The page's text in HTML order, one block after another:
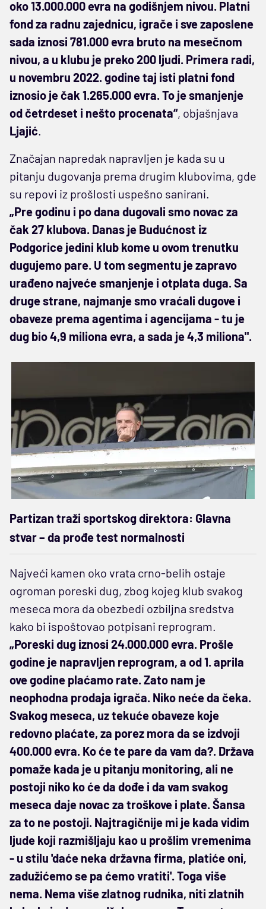
oko 13.000.000 evra na godišnjem nivou. Platni
fond za radnu zajednicu, igrače i sve zaposlene
sada iznosi 781.000 evra bruto na mesečnom
nivou, a u klubu je preko 200 ljudi. Primera radi,
u novembru 2022. godine taj isti platni fond
iznosio je čak 1.265.000 evra. To je smanjenje
od četrdeset i nešto procenata“, objašnjava
Ljajić.
Značajan napredak napravljen je kada su u
pitanju dugovanja prema drugim klubovima, gde
su repovi iz prošlosti uspešno sanirani.
„Pre godinu i po dana dugovali smo novac za
čak 27 klubova. Danas je Budućnost iz
Podgorice jedini klub kome u ovom trenutku
dugujemo pare. U tom segmentu je zapravo
urađeno najveće smanjenje i otplata duga. Sa
druge strane, najmanje smo vraćali dugove i
obaveze prema agentima i agencijama - tu je
dug bio 4,9 miliona evra, a sada je 4,3 miliona".
Partizan traži sportskog direktora: Glavna
stvar – da prođe test normalnosti
Najveći kamen oko vrata crno-belih ostaje
ogroman poreski dug, zbog kojeg klub svakog
meseca mora da obezbedi ozbiljna sredstva
kako bi ispoštovao potpisani reprogram.
„Poreski dug iznosi 24.000.000 evra. Prošle
godine je napravljen reprogram, a od 1. aprila
ove godine plaćamo rate. Zato nam je
neophodna prodaja igrača. Niko neće da čeka.
Svakog meseca, uz tekuće obaveze koje
redovno plaćate, za porez mora da se izdvoji
400.000 evra. Ko će te pare da vam da?. Država
pomaže kada je u pitanju monitoring, ali ne
postoji niko ko će da dođe i da vam svakog
meseca daje novac za troškove i plate. Šansa
za to ne postoji. Najtragičnije mi je kada vidim
ljude koji razmišljaju kao u prošlim vremenima
- u stilu 'daće neka državna firma, platiće oni,
zadužićemo se pa ćemo vratiti'. Toga više
nema. Nema više zlatnog rudnika, niti zlatnih